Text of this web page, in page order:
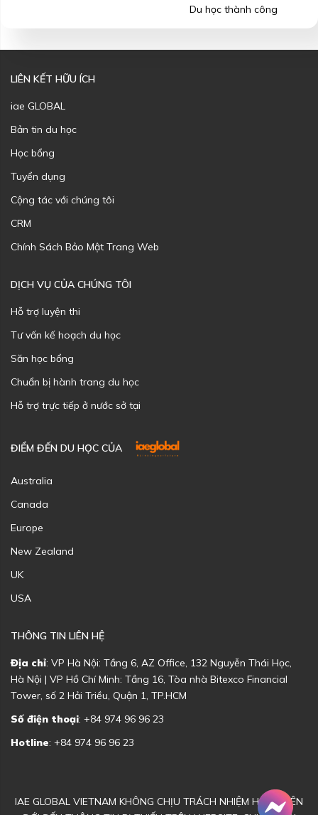
Du học thành công
LIÊN KẾT HỮU ÍCH
iae GLOBAL
Bản tin du học
Học bổng
Tuyển dụng
Cộng tác với chúng tôi
CRM
Chính Sách Bảo Mật Trang Web
DỊCH VỤ CỦA CHÚNG TÔI
Hỗ trợ luyện thi
Tư vấn kế hoạch du học
Săn học bổng
Chuẩn bị hành trang du học
Hỗ trợ trực tiếp ở nước sở tại
ĐIỂM ĐẾN DU HỌC CỦA
Australia
Canada
Europe
New Zealand
UK
USA
THÔNG TIN LIÊN HỆ
Địa chỉ: VP Hà Nội: Tầng 6, AZ Office, 132 Nguyễn Thái Học,
Hà Nội | VP Hồ Chí Minh: Tầng 16, Tòa nhà Bitexco Financial
Tower, số 2 Hải Triều, Quận 1, TP.HCM
Số điện thoại: +84 974 96 96 23
Hotline: +84 974 96 96 23
IAE GLOBAL VIETNAM KHÔNG CHỊU TRÁCH NHIỆM HOẶC LIÊN